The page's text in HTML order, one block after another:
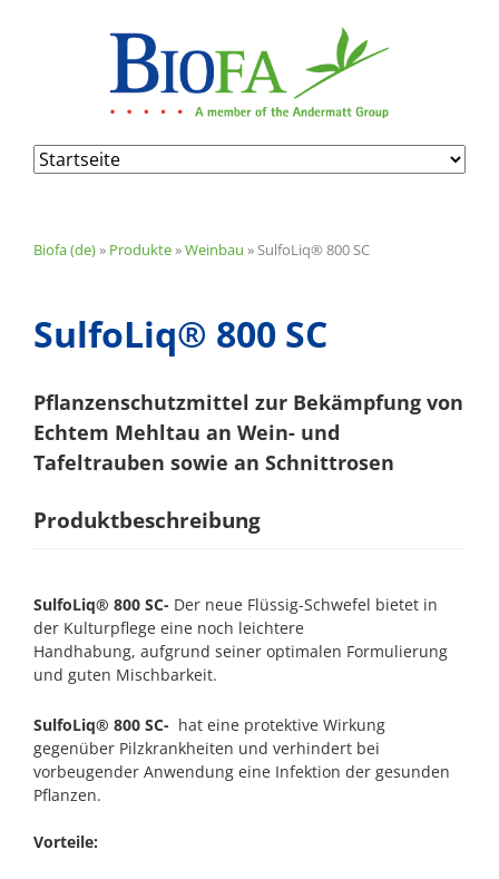
Navigation
überspringen
Biofa (de)» Produkte»Weinbau »SulfoLiq® 800 SC
SulfoLiq® 800 SC
Pflanzenschutzmittel zur Bekämpfung von
Echtem Mehltau an Wein- und
Tafeltrauben sowie an Schnittrosen
Produktbeschreibung
SulfoLiq® 800 SC- Der neue Flüssig-Schwefel bietet in
der Kulturpflege eine noch leichtere
Handhabung, aufgrund seiner optimalen Formulierung
und guten Mischbarkeit.
SulfoLiq® 800 SC- hat eine protektive Wirkung
gegenüber Pilzkrankheiten und verhindert bei
vorbeugender Anwendung eine Infektion der gesunden
Pflanzen.
Vorteile: